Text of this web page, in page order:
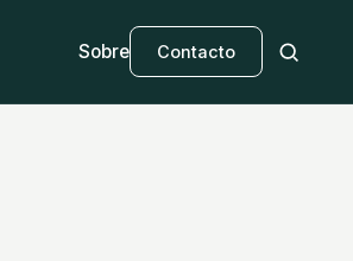
Sobre Contacto